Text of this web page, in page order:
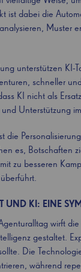
ist dabei die
Muster
unterstützen KI-
schneller
KI nicht als
Unterstützung
die
es, Botschaften
zu besseren
UND KI: EINE
wirft
gestaltet.
Die
während